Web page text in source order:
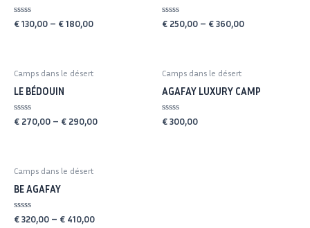
Rated
0
€130,00 – €180,00
Rated
0
€ 250,00 – €360,00
Camps dans le désert
LE BÉDOUIN
Rated
0
€ 270,00 – € 290,00
Camps dans le désert
AGAFAY LUXURY CAMP
Rated
0
€300,00
Camps dans le désert
BE AGAFAY
Rated
0
€320,00 – € 410,00